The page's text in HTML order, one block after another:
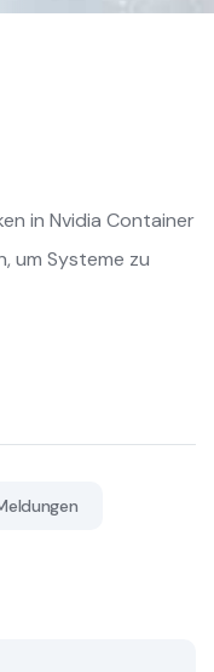
in Nvidia Container
um Systeme zu